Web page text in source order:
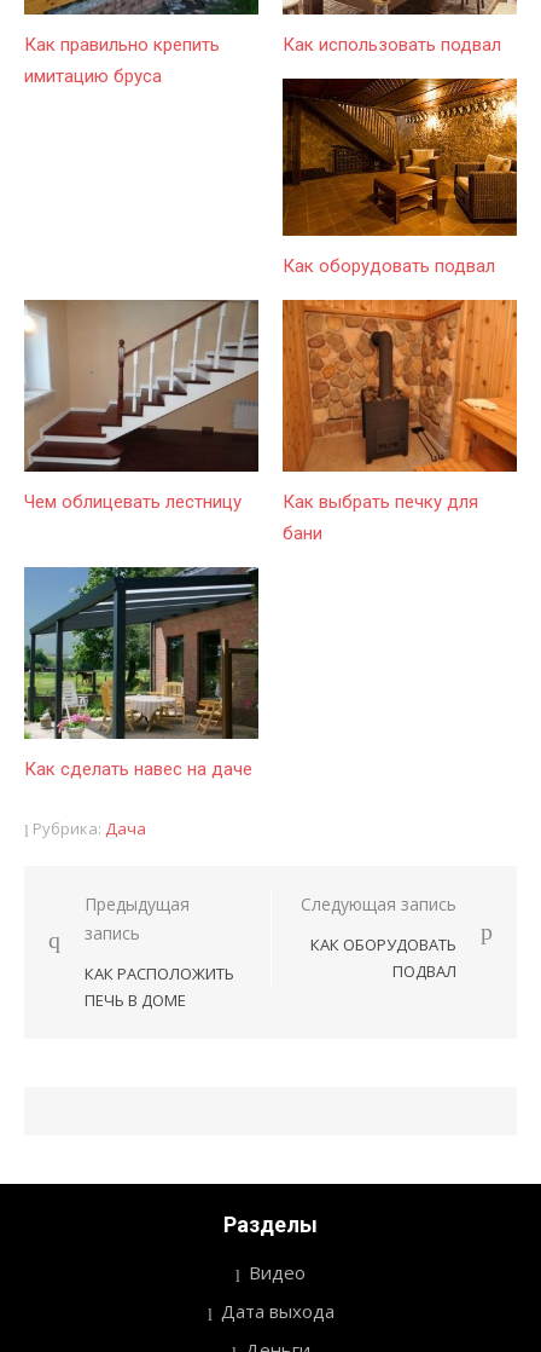
Как правильно крепить
имитацию бруса
Как использовать подвал
Как оборудовать подвал
Чем облицевать лестницу
Как выбрать печку для
бани
Как сделать навес на даче
Рубрика: Дача
Навигация
записям
Предыдущая
запись
КАК РАСПОЛОЖИТЬ
ПЕЧЬ В ДОМЕ
Следующая запись
КАК ОБОРУДОВАТЬ
ПОДВАЛ
Разделы
Видео
Дата выхода